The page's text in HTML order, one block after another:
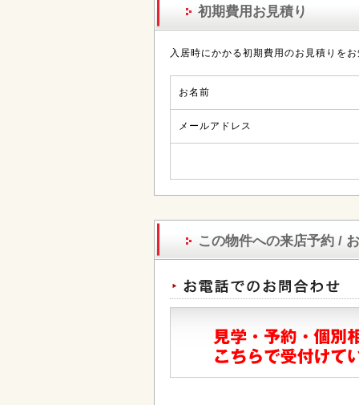
初期費用お見積り
入居時にかかる初期費用のお見積りを
お名前
メールアドレス
この物件への来店予約 /